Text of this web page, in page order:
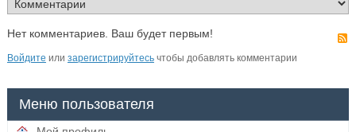
Нет комментариев. Ваш будет первым!
Войдите или зарегистрируйтесьчтобы добавлять комментарии
Меню пользователя